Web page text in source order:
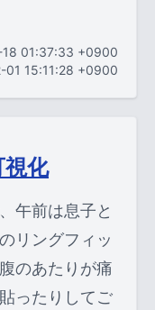
01:37:33 +0900
01 15:11:28 +0900
化
午前は息子と
リングフィッ
のあたりが痛
ったりしてご